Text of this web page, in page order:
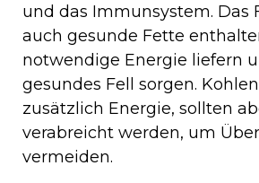
und das Immunsystem. Das
auch gesunde Fette
notwendige Energie liefern
gesundes Fell sorgen.
zusätzlich Energie, sollten
verabreicht werden, um
vermeiden.